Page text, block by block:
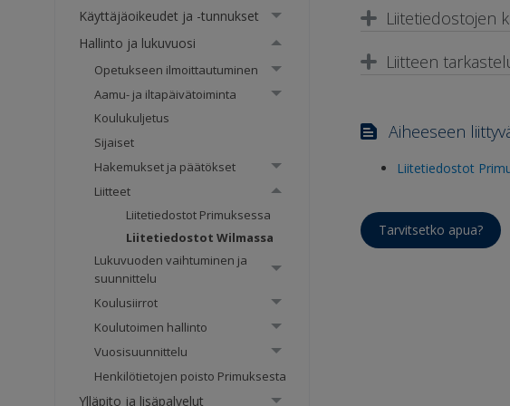
Käyttäjäoikeudet ja -tunnukset
Hallinto ja lukuvuosi
Opetukseen ilmoittautuminen
Aamu- ja iltapäivätoiminta
Koulukuljetus
Sijaiset
Hakemukset ja päätökset
Liitteet
Liitetiedostot Primuksessa
Liitetiedostot Wilmassa
Lukuvuoden vaihtuminen ja
suunnittelu
Koulusiirrot
Koulutoimen hallinto
Vuosisuunnittelu
Henkilötietojen poisto Primuksesta
Ylläpito ja lisäpalvelut
Liitetiedostojen
Liitteen
Aiheeseen
Liitetiedostot
Tarvitsetko apua?